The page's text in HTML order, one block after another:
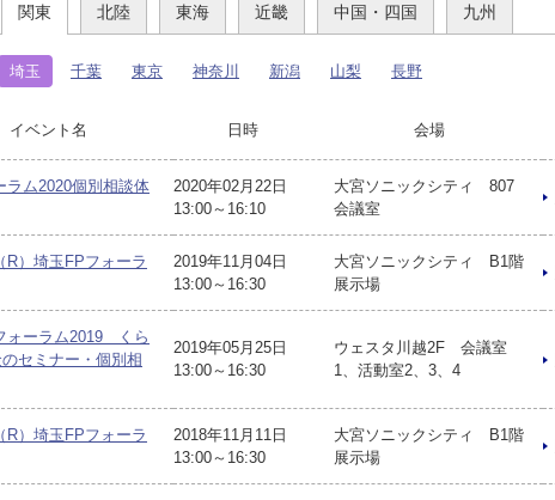
関東 北陸 東海 近畿 中国・四国 九州
埼玉 千葉 東京 神奈川 新潟 山梨 長野
イベント名 日時 会場
ラム2020個別相談体
2020年02月22日
13:00～16:10
大宮ソニックシティ 807
会議室
R）埼玉FPフォーラ
2019年11月04日
13:00～16:30
大宮ソニックシティ B1階
展示場
ォーラム2019 くら
セミナー・個別相
2019年05月25日
13:00～16:30
ウェスタ川越2F 会議室
1、活動室2、3、4
R）埼玉FPフォーラ
2018年11月11日
13:00～16:30
大宮ソニックシティ B1階
展示場